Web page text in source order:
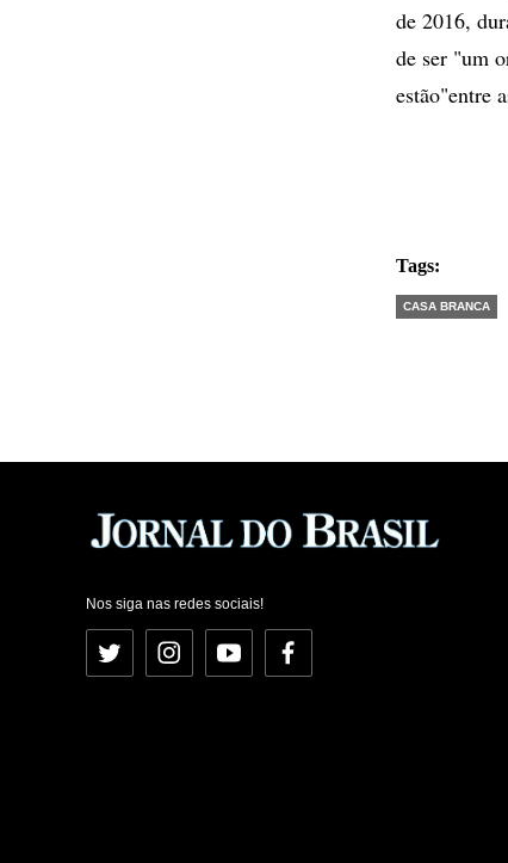
de 2016,
de ser "um
estão"entre
Tags:
CASA BRANCA
Nos siga nas redes sociais!
Twitter InstagramYouTubeFacebook